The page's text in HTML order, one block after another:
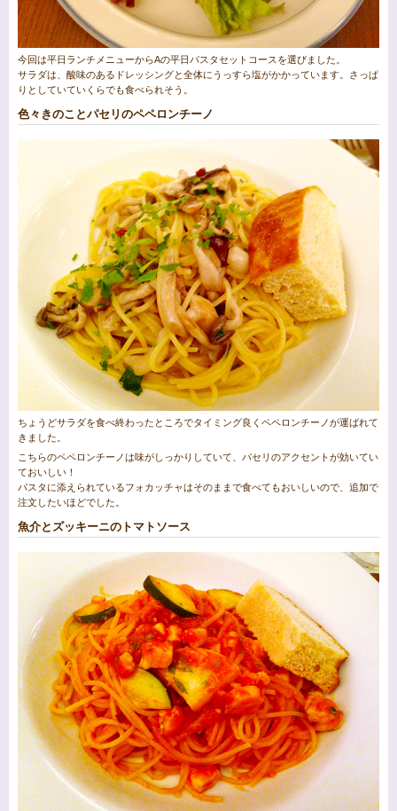
今回は平日ランチメニューからAの平日パスタセットコースを選びました。
サラダは、酸味のあるドレッシングと全体にうっすら塩がかかっています。さっぱ
りとしていていくらでも食べられそう。
色々きのことパセリのペペロンチーノ
ちょうどサラダを食べ終わったところでタイミング良くペペロンチーノが運ばれて
きました。
こちらのペペロンチーノは味がしっかりしていて、パセリのアクセントが効いてい
ておいしい！
パスタに添えられているフォカッチャはそのままで食べてもおいしいので、追加で
注文したいほどでした。
魚介とズッキーニのトマトソース